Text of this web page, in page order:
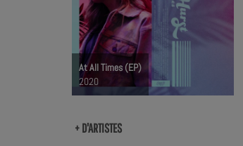
At All Times (EP)
2020
+ D'ARTISTES